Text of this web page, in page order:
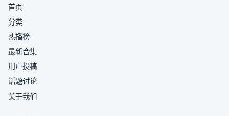
首页
分类
热播榜
最新合集
用户投稿
话题讨论
关于我们